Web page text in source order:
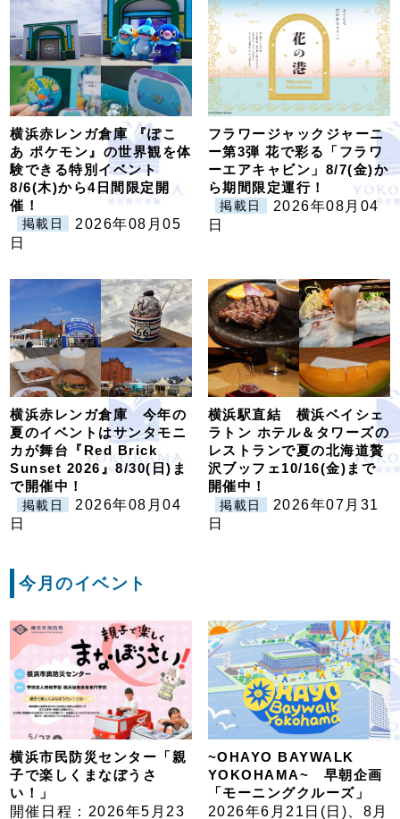
横浜赤レンガ倉庫 『ぽこ
あ ポケモン』の世界観を体
験できる特別イベント
8/6(木)から4日間限定開
催！
掲載日
2026年08月05
日
フラワージャックジャーニ
ー第3弾 花で彩る「フラワ
ーエアキャビン」8/7(金)か
ら期間限定運行！
掲載日
2026年08月04
日
横浜赤レンガ倉庫 今年の
夏のイベントはサンタモニ
カが舞台『Red Brick
Sunset 2026』8/30(日)ま
で開催中！
掲載日
2026年08月04
日
横浜駅直結 横浜ベイシェ
ラトン ホテル＆タワーズの
レストランで夏の北海道贅
沢ブッフェ10/16(金)まで
開催中！
掲載日
2026年07月31
日
今月のイベント
横浜市民防災センター「親
子で楽しくまなぼうさ
い！」
開催日程：2026年5月23
~OHAYO BAYWALK
YOKOHAMA~ 早朝企画
「モーニングクルーズ」
2026年6月21日(日)、8月